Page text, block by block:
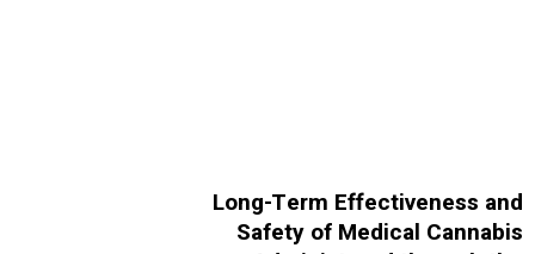
Long-Term Effectiveness and
Safety of Medical Cannabis